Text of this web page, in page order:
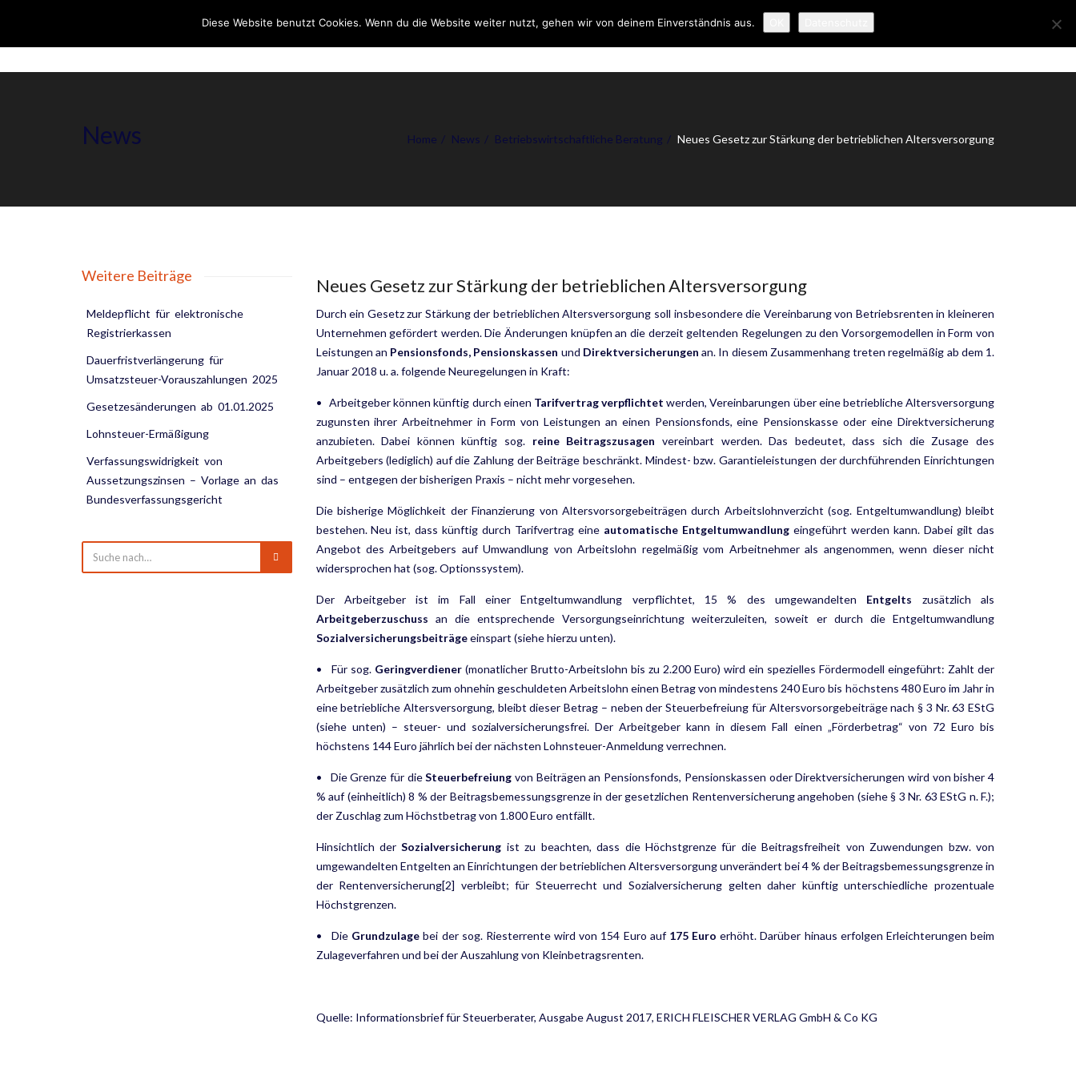
NEWS KONTAKT
News Home News Betriebswirtschaftliche Beratung Neues Gesetz zur Stärkung der betrieblichen Altersversorgung
Weitere Beiträge
Meldepflicht für elektronische
Registrierkassen
Dauerfristverlängerung für
Umsatzsteuer-Vorauszahlungen 2025
Gesetzesänderungen ab 01.01.2025
Lohnsteuer-Ermäßigung
Verfassungswidrigkeit von
Aussetzungszinsen – Vorlage an das
Bundesverfassungs­gericht
Neues Gesetz zur Stärkung der betrieblichen Altersversorgung
Durch ein Gesetz zur Stärkung der betrieblichen Altersversorgung soll insbesondere die Vereinbarung von Betriebsrenten in kleineren
Unternehmen gefördert werden. Die Änderungen knüpfen an die derzeit gelten­den Regelungen zu den Vorsorgemodellen in Form von
Leistungen an Pensionsfonds, Pensionskassen und Direktversicherungen an. In diesem Zusammenhang treten regelmäßig ab dem 1.
Januar 2018 u. a. folgende Neuregelungen in Kraft:
• Arbeitgeber können künftig durch einen Tarifvertrag verpflichtet werden, Vereinbarungen über eine betriebliche Altersversorgung
zugunsten ihrer Arbeitnehmer in Form von Leistungen an einen Pensions­fonds, eine Pensionskasse oder eine Direktversicherung
anzubieten. Dabei können künftig sog. reine Beitragszusagen vereinbart werden. Das bedeutet, dass sich die Zusage des
Arbeitgebers (lediglich) auf die Zahlung der Beiträge beschränkt. Mindest- bzw. Garantieleistungen der durchführenden Einrichtun­gen
sind – entgegen der bisherigen Praxis – nicht mehr vorgesehen.
Die bisherige Möglichkeit der Finanzierung von Altersvorsorgebeiträgen durch Arbeitslohnverzicht (sog. Entgeltumwandlung) bleibt
bestehen. Neu ist, dass künftig durch Tarifvertrag eine automatische Entgelt­umwandlung eingeführt werden kann. Dabei gilt das
Angebot des Arbeitgebers auf Umwandlung von Arbeitslohn regelmäßig vom Arbeitnehmer als angenommen, wenn dieser nicht
widersprochen hat (sog. Optionssystem).
Der Arbeitgeber ist im Fall einer Entgeltumwandlung verpflichtet, 15 % des umgewandelten Entgelts zusätzlich als
Arbeitgeberzuschuss an die entsprechende Versorgungseinrichtung weiterzuleiten, soweit er durch die Entgeltumwandlung
Sozialversicherungsbeiträgeeinspart (siehe hierzu unten).
• Für sog. Geringverdiener(monatlicher Brutto-Arbeitslohn bis zu 2.200 Euro) wird ein spezielles Förder­modell eingeführt: Zahlt der
Arbeitgeber zusätzlich zum ohnehin geschuldeten Arbeitslohn einen Betrag von mindestens 240 Euro bis höchstens 480 Euro im Jahr in
eine betriebliche Altersversorgung, bleibt dieser Betrag – neben der Steuerbefreiung für Altersvorsorgebeiträge nach § 3 Nr. 63 EStG
(siehe unten) – steuer- und sozialversicherungsfrei. Der Arbeitgeber kann in diesem Fall einen „Förderbetrag“ von 72 Euro bis
höchstens 144 Euro jährlich bei der nächsten Lohnsteuer-Anmeldung verrechnen.
• Die Grenze für dieSteuerbefreiung von Beiträgen an Pensionsfonds, Pensionskassen oder Direktver­sicherungen wird von bisher 4
% auf (einheitlich) 8 % der Beitragsbemessungsgrenze in der gesetzlichen Rentenversicherung angehoben (siehe § 3 Nr. 63 EStG n. F.);
der Zuschlag zum Höchstbetrag von 1.800 Euro entfällt.
Hinsichtlich derSozialversicherung ist zu beachten, dass die Höchstgrenze für die Beitragsfreiheit von Zuwendungen bzw. von
umgewandelten Entgelten an Einrichtungen der betrieblichen Altersversorgung unverändert bei 4 % der Beitragsbemessungsgrenze in
der Rentenversicherung[2] verbleibt; für Steuerrecht und Sozialversicherung gelten daher künftig unterschiedliche prozentuale
Höchstgrenzen.
• Die Grundzulage bei der sog. Riesterrente wird von 154 Euro auf 175 Euro erhöht. Darüber hinaus erfol­gen Erleichterungen beim
Zulageverfahren und bei der Auszahlung von Kleinbetragsrenten.
Quelle: Informationsbrief für Steuerberater, Ausgabe August 2017, ERICH FLEISCHER VERLAG GmbH & Co KG
Diese Website benutzt Cookies. Wenn du die Website weiter nutzt, gehen wir von deinem Einverständnis aus.